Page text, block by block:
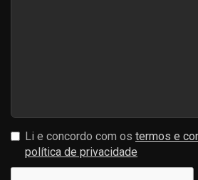
Li e concordo com os termos e
política de privacidade